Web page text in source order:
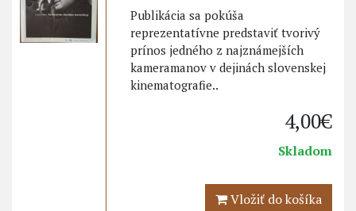
Publikácia sa pokúša
reprezentatívne predstaviť tvorivý
prínos jedného z najznámejších
kameramanov v dejinách slovenskej
kinematografie..
4,00€
Skladom
Vložiť do košíka